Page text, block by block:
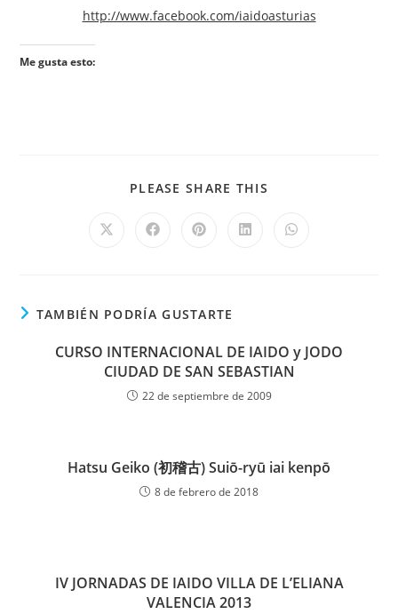
http://www.facebook.com/iaidoasturias
Me gusta esto:
PLEASE SHARE THIS
TAMBIÉN PODRÍA GUSTARTE
CURSO INTERNACIONAL DE IAIDO y JODO
CIUDAD DE SAN SEBASTIAN
22 de septiembre de 2009
Hatsu Geiko (初稽古) Suiō-ryū iai kenpō
8 de febrero de 2018
IV JORNADAS DE IAIDO VILLA DE L’ELIANA
VALENCIA 2013